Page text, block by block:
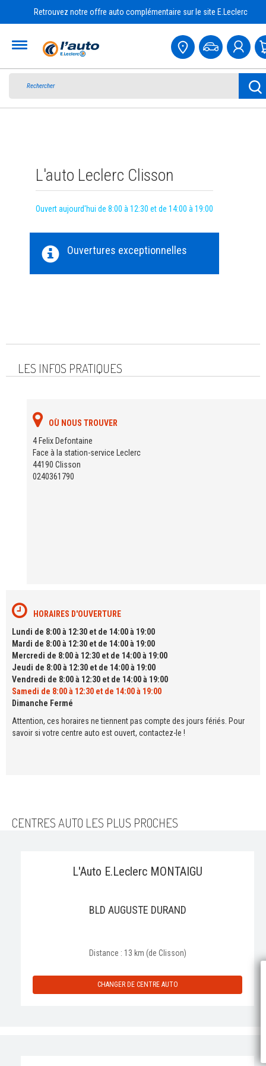
Retrouvez notre offre auto complémentaire sur le site E.Leclerc
L'auto Leclerc Clisson
Ouvert aujourd'hui de 8:00 à 12:30 et de 14:00 à 19:00
Ouvertures exceptionnelles
LES INFOS PRATIQUES
OÙ NOUS TROUVER
4 Felix Defontaine
Face à la station-service Leclerc
44190 Clisson
0240361790
HORAIRES D'OUVERTURE
Lundi de 8:00 à 12:30 et de 14:00 à 19:00
Mardi de 8:00 à 12:30 et de 14:00 à 19:00
Mercredi de 8:00 à 12:30 et de 14:00 à 19:00
Jeudi de 8:00 à 12:30 et de 14:00 à 19:00
Vendredi de 8:00 à 12:30 et de 14:00 à 19:00
Samedi de 8:00 à 12:30 et de 14:00 à 19:00
Dimanche Fermé
Attention, ces horaires ne tiennent pas compte des jours fériés. Pour
savoir si votre centre auto est ouvert, contactez-le !
CENTRES AUTO LES PLUS PROCHES
L'Auto E.Leclerc MONTAIGU
BLD AUGUSTE DURAND
Distance : 13 km (de Clisson)
CHANGER DE CENTRE AUTO